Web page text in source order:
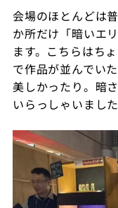
会場のほとんどは
か所だけ「暗いエ
ます。こちらはち
で作品が並んでい
美しかったり。暗
いらっしゃいました